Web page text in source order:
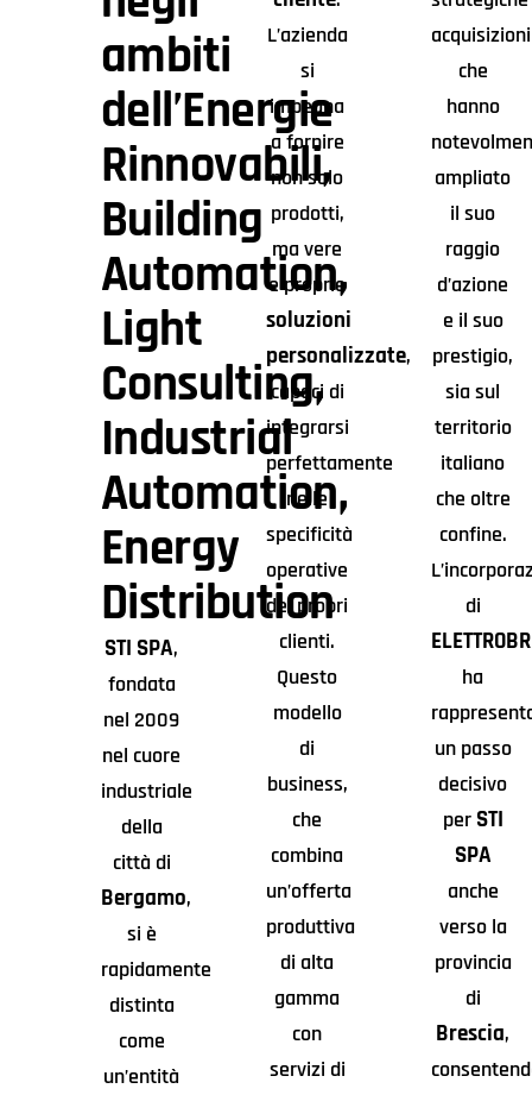
ambiti
dell’Energie
Rinnovabili,
Building
Automation,
Light
Consulting,
Industrial
Automation,
Energy
Distribution
STI SPA,
fondata
nel 2009
nel cuore
industriale
della
città di
Bergamo,
si è
rapidamente
distinta
come
un’entità
L’azienda
si
impegna
a fornire
non solo
prodotti,
ma vere
e proprie
soluzioni
personalizzate,
capaci di
integrarsi
perfettamente
nelle
specificità
operative
dei propri
clienti.
Questo
modello
di
business,
che
combina
un’offerta
produttiva
di alta
gamma
con
servizi di
acquisizioni
che
hanno
ampliato
il suo
raggio
d’azione
e il suo
prestigio,
sia sul
territorio
italiano
che oltre
confine.
di
ha
un passo
decisivo
per STI
SPA
anche
verso la
provincia
di
Brescia,